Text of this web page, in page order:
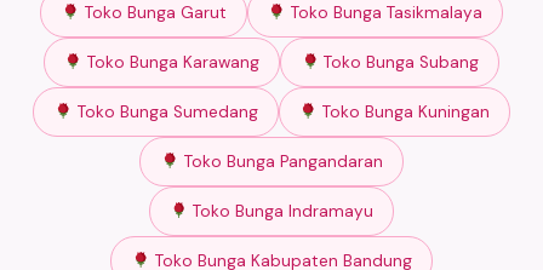
Toko Bunga Garut Toko Bunga Tasikmalaya
Toko Bunga Karawang Toko Bunga Subang
Toko Bunga Sumedang Toko Bunga Kuningan
Toko Bunga Pangandaran
Toko Bunga Indramayu
Toko Bunga Kabupaten Bandung